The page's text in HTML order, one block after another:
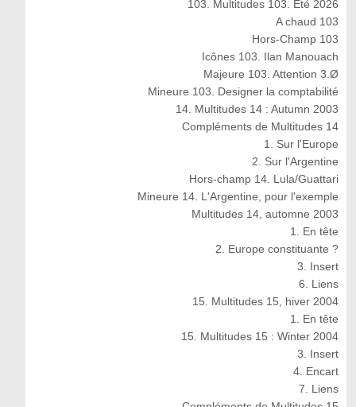
103. Multitudes 103. Eté 2026
A chaud 103
Hors-Champ 103
Icônes 103. Ilan Manouach
Majeure 103. Attention 3.Ø
Mineure 103. Designer la comptabilité
14. Multitudes 14 : Autumn 2003
Compléments de Multitudes 14
1. Sur l'Europe
2. Sur l'Argentine
Hors-champ 14. Lula/Guattari
Mineure 14. L'Argentine, pour l'exemple
Multitudes 14, automne 2003
1. En tête
2. Europe constituante ?
3. Insert
6. Liens
15. Multitudes 15, hiver 2004
1. En tête
15. Multitudes 15 : Winter 2004
3. Insert
4. Encart
7. Liens